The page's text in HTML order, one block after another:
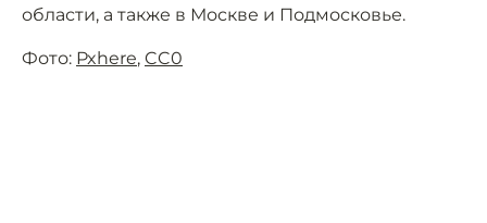
области, а также в Москве и Подмосковье.
Фото: Pxhere, CC0